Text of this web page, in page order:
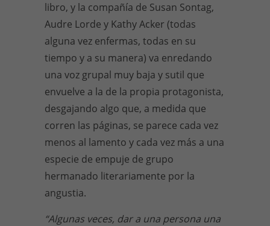
libro, y la compañía de Susan Sontag,
Audre Lorde y Kathy Acker (todas
alguna vez enfermas, todas en su
tiempo y a su manera) va enredando
una voz grupal muy baja y sutil que
envuelve a la de la propia protagonista,
desgajando algo que, a medida que
corren las páginas, se parece cada vez
menos al lamento y cada vez más a una
especie de empuje de grupo
hermanado literariamente por la
angustia.
“Algunas veces, dar a una persona una